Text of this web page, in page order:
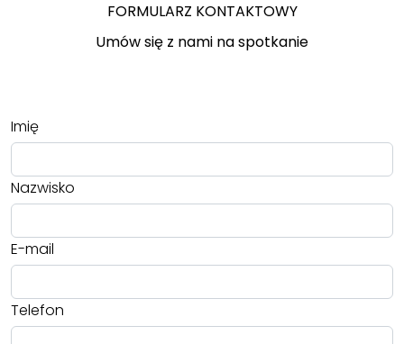
FORMULARZ KONTAKTOWY
Umów się z nami na spotkanie
Imię
Nazwisko
E-mail
Telefon